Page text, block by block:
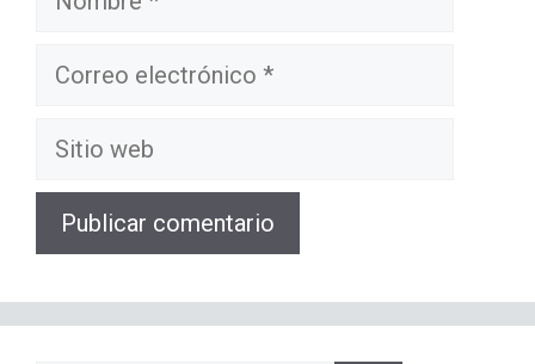
Correo
Sitio